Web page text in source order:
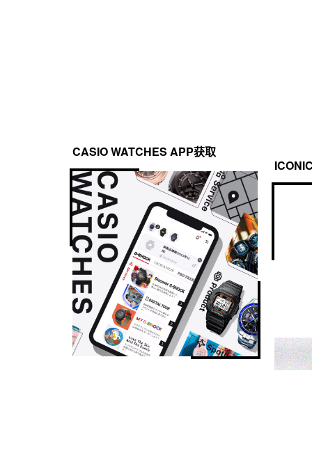
CASIO WATCHES APP获取